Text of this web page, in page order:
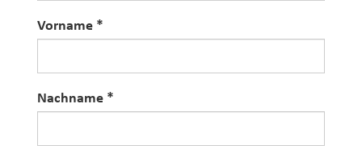
Vorname
Vorname
Nachname
Nachname